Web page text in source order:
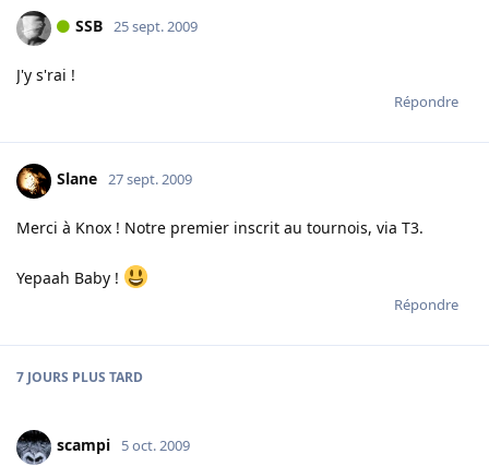
SSB 25 sept. 2009
J'y s'rai !
Répondre
Slane 27 sept. 2009
Merci à Knox ! Notre premier inscrit au tournois, via T3.
Yepaah Baby !
Répondre
7 JOURS PLUS TARD
scampi 5 oct. 2009